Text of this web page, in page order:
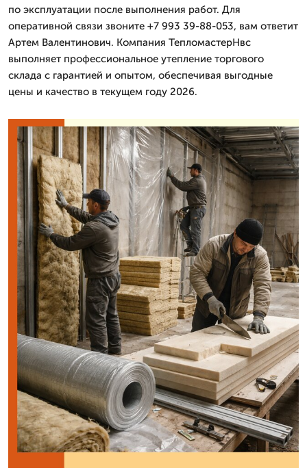
по эксплуатации после выполнения работ. Для
оперативной связи звоните +7 993 39-88-053, вам ответит
Артем Валентинович. Компания ТепломастерНвс
выполняет профессиональное утепление торгового
склада с гарантией и опытом, обеспечивая выгодные
цены и качество в текущем году 2026.